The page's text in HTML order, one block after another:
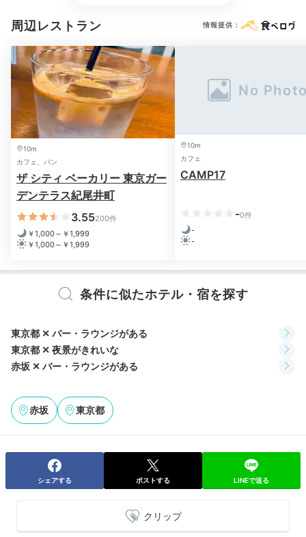
07:30
ふかふかベッドと
絶景で爽やかな目覚め
できて、朝から爽やかな気分になれますよ。
miipopon
明け⽅はお部屋の真正⾯に富⼠⼭が⾒え、とても癒され
る素敵な時間を過ごせました。
周辺レストラン 情報提供：
10m
カフェ、パン
ザ シティ ベーカリー 東京ガー
デンテラス紀尾井町
3.55200件
￥1,000～￥1,999
￥1,000～￥1,999
10m
カフェ
CAMP17
-0件
-
-
条件に似たホテル・宿を探す
東京都 ✕ バー・ラウンジがある
東京都 ✕ 夜景がきれいな
赤坂 ✕ バー・ラウンジがある
赤坂 東京都
シェアする ポストする LINEで送る
クリップ